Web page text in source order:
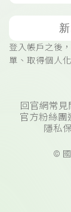
登入帳戶之後
單、取得個人
回官網常見
官方粉絲團
隱私
©